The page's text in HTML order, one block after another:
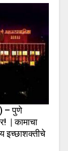
– पुणे
| कामाचा
इच्छाशक्तीचे